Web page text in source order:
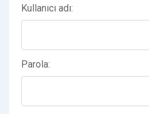
Kullanıcı adı:
Parola: